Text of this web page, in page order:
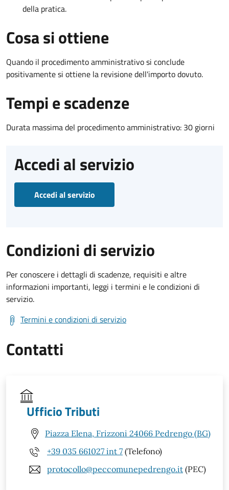
della pratica.
Cosa si ottiene
Quando il procedimento amministrativo si conclude
positivamente si ottiene la revisione dell'importo dovuto.
Tempi e scadenze
Durata massima del procedimento amministrativo: 30 giorni
Accedi al servizio
Accedi al servizio
Condizioni di servizio
Per conoscere i dettagli di scadenze, requisiti e altre
informazioni importanti, leggi i termini e le condizioni di
servizio.
Termini e condizioni di servizio
Contatti
Ufficio Tributi
Piazza Elena, Frizzoni 24066 Pedrengo (BG)
+39 035 661027 int 7 (Telefono)
protocollo@peccomunepedrengo.it (PEC)